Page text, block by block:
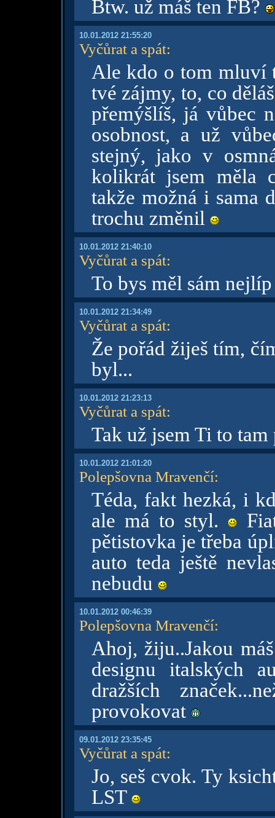
Btw. už máš ten FB?
10.01.2012 21:55:20
Vyčůrat a spát:
Ale kdo o tom mluví
tvé zájmy, to, co
přemýšlíš, já vůbec
osobnost, a už
stejný, jako v
kolikrát jsem měla
takže možná i sama
trochu změnil
10.01.2012 21:40:10
Vyčůrat a spát:
To bys měl sám
10.01.2012 21:34:49
Vyčůrat a spát:
Že pořád žiješ tím,
byl...
10.01.2012 21:23:13
Vyčůrat a spát:
Tak už jsem Ti to
10.01.2012 21:01:20
Polepšovna Mravenčí:
Téda, fakt hezká, i
ale má to styl.
pětistovka je třeba
auto teda ještě
nebudu
10.01.2012 00:46:39
Polepšovna Mravenčí:
Ahoj, žiju..Jakou
designu italských
dražších
provokovat
09.01.2012 23:35:45
Vyčůrat a spát:
Jo, seš cvok. Ty
LST